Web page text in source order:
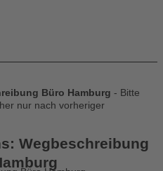
Büro Hamburg - Bitte
nur nach vorheriger
Wegbeschreibung